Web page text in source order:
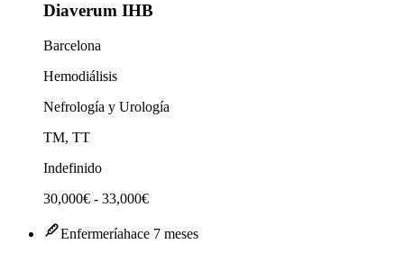
Diaverum IHB
Barcelona
Hemodiálisis
Nefrología y Urología
TM, TT
Indefinido
30,000€ - 33,000€
Enfermeríahace 7 meses